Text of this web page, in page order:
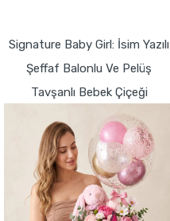
Signature Baby Girl: İsim Yazılı
Şeffaf Balonlu Ve Pelüş
Tavşanlı Bebek Çiçeği